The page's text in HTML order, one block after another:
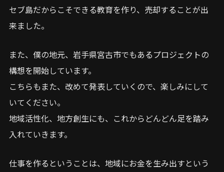
セブ島だからこそできる教育を作り、売却することが出
来ました。
また、僕の地元、岩手県宮古市でもあるプロジェクトの
構想を開始しています。
こちらもまた、改めて発表していくので、楽しみにして
いてください。
地域活性化、地方創生にも、これからどんどん足を踏み
入れていきます。
仕事を作るということは、地域にお金を生み出すという